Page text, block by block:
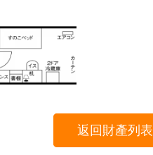
返回財產列表